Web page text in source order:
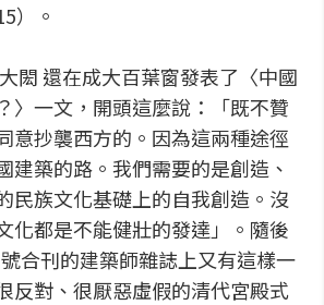
）。
閎 還在成大百葉窗發表了〈中國
〉一文，開頭這麼說：「既不贊
意抄襲西方的。因為這兩種途徑
建築的路。我們需要的是創造、
民族文化基礎上的自我創造。沒
化都是不能健壯的發達」。隨後
合刊的建築師雜誌上又有這樣一
反對、很厭惡虛假的清代宮殿式